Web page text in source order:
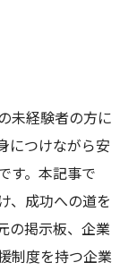
未経験者の方に
につけながら安
す。本記事で
、成功への道を
の掲示板、企業
制度を持つ企業